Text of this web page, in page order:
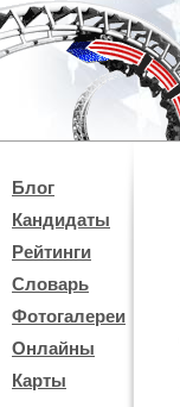
Блог
Кандидаты
Рейтинги
Словарь
Фотогалереи
Онлайны
Карты